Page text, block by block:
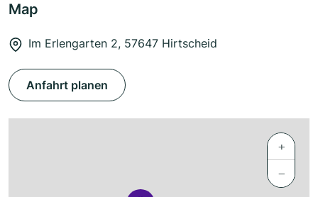
Map
Im Erlengarten 2, 57647 Hirtscheid
Anfahrt planen
+
−